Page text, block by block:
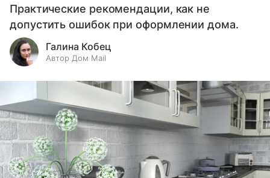
Практические рекомендации, как не
допустить ошибок при оформлении дома.
Галина Кобец
Автор Дом Mail